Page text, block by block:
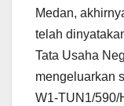
Medan,
telah
Tata Usaha
mengeluarkan
W1-TUN1/590/